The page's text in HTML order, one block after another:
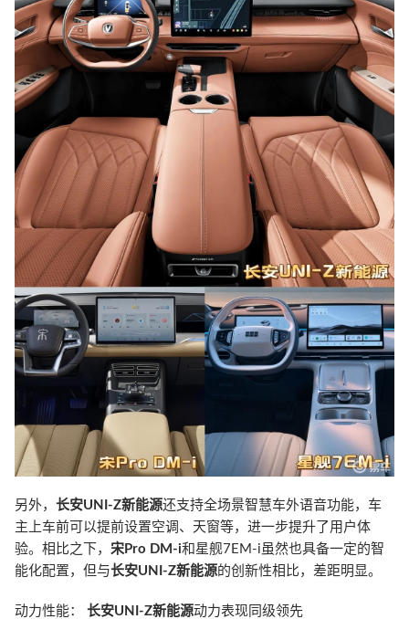
另外，长安UNI-Z新能源还支持全场景智慧车外语音功能，车
主上车前可以提前设置空调、天窗等，进一步提升了用户体
验。相比之下， 宋Pro DM-i和星舰7EM-i虽然也具备一定的智
能化配置，但与长安UNI-Z新能源的创新性相比，差距明显。
动力性能：长安UNI-Z新能源动力表现同级领先